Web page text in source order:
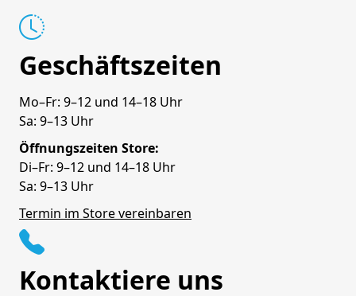
Geschäftszeiten
Mo–Fr: 9–12 und 14–18 Uhr
Sa: 9–13 Uhr
Öffnungszeiten Store:
Di–Fr: 9–12 und 14–18 Uhr
Sa: 9–13 Uhr
Termin im Store vereinbaren
Kontaktiere uns